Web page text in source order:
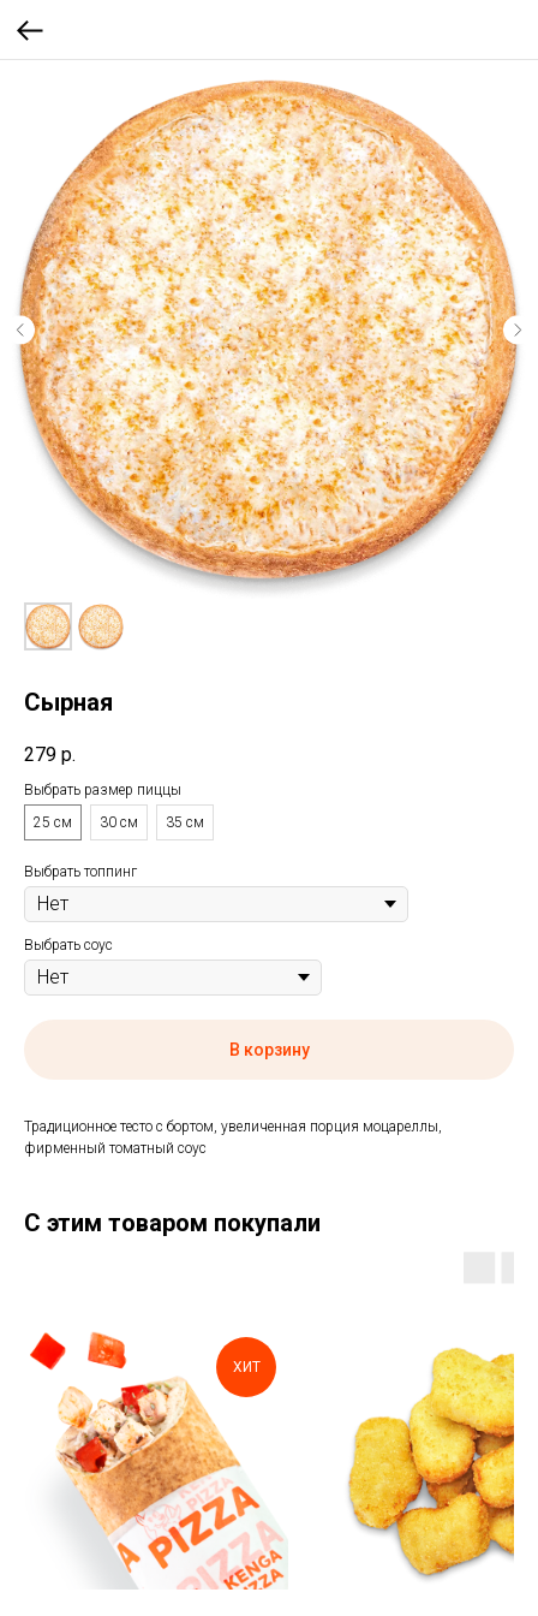
Сырная
279 р.
Выбрать размер пиццы
25 см
30 см 35 см
Выбрать топпинг
Выбрать соус
В корзину
Традиционное тесто с бортом, увеличенная порция моцареллы,
фирменный томатный соус
С этим товаром покупали
ХИТ